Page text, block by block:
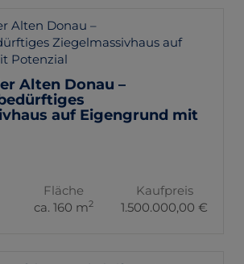
Alten Donau –
auf Eigengrund mit
Fläche
ca. 160 m2
Kaufpreis
1.500.000,00 €